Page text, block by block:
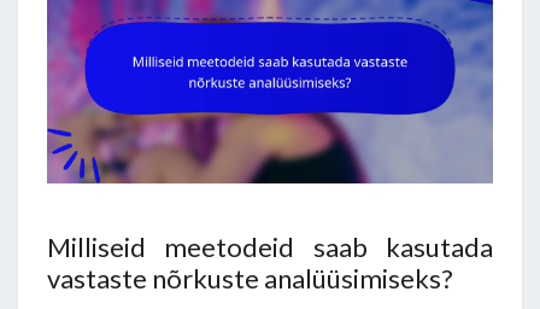
Milliseid meetodeid saab kasutada
vastaste nõrkuste analüüsimiseks?